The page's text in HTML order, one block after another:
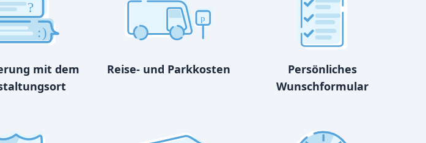
?
:)
mit dem
p
Reise- und Parkkosten
Persönliches
Wunschformular